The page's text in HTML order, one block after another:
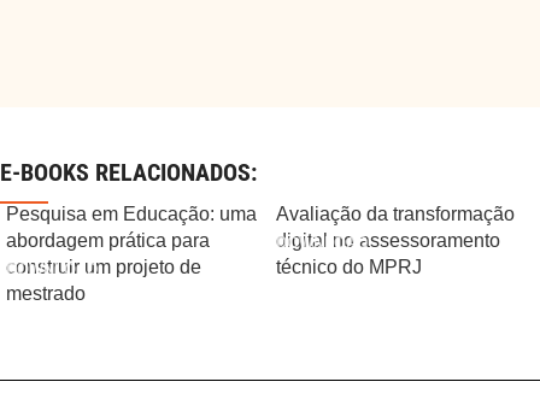
E-BOOKS RELACIONADOS:
Pesquisa em Educação: uma
abordagem prática para
construir um projeto de
mestrado
Avaliação da transformação
digital no assessoramento
técnico do MPRJ